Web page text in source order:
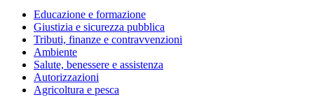
Educazione e formazione
Giustizia e sicurezza pubblica
Tributi, finanze e contravvenzioni
Ambiente
Salute, benessere e assistenza
Autorizzazioni
Agricoltura e pesca